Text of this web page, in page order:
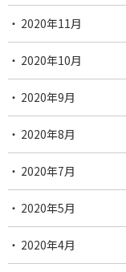
2020年11月
2020年10月
2020年9月
2020年8月
2020年7月
2020年5月
2020年4月